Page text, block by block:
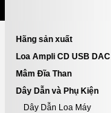
Hãng sản xuất
Loa Ampli CD USB DAC
Mâm Đĩa Than
Dây Dẫn và Phụ Kiện
Dây Dẫn Loa Máy